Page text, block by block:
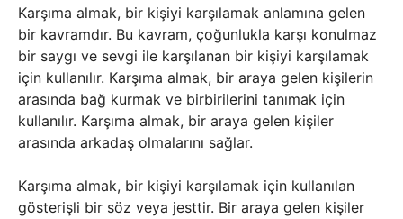
Karşıma almak, bir kişiyi karşılamak anlamına gelen
bir kavramdır. Bu kavram, çoğunlukla karşı konulmaz
bir saygı ve sevgi ile karşılanan bir kişiyi karşılamak
için kullanılır. Karşıma almak, bir araya gelen kişilerin
arasında bağ kurmak ve birbirilerini tanımak için
kullanılır. Karşıma almak, bir araya gelen kişiler
arasında arkadaş olmalarını sağlar.
Karşıma almak, bir kişiyi karşılamak için kullanılan
gösterişli bir söz veya jesttir. Bir araya gelen kişiler